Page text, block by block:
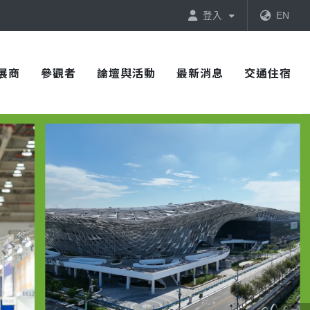
登入 EN
商 參觀者 論壇與活動 最新消息 交通住宿